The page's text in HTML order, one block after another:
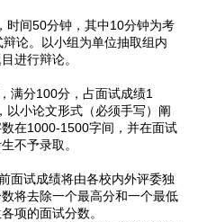
时间50分钟，其中10分钟为考
论。以小组为单位抽取组内
进行辩论。
满分100分，占面试成绩1
以小论文形式（必须手写）阐
在1000-1500字间，并在面试
不予录取。
面试成绩将由各校内外评委独
将去除一个最高分和一个最低
项的面试分数。